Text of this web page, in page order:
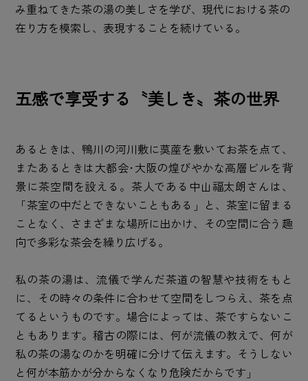
み重ねてきた茶の湯の美しさを学び、現代における茶の
在り方を模索し、表現することを続けている。
五感で享受する〝美しき〟茶の世界
あるときは、鴨川の河川敷に茣蓙を敷いてお茶を点て、
またあるときは大都会･大阪の煌びやかな高層ビルを背
景に茶空間を設える。茶人である中山福太朗さんは、
「茶室の中だとできないこともある」と、茶室に留まる
ことなく、さまざまな場所に出かけ、その空間に合う趣
向で多彩な茶会を繰り広げる。
私の茶の湯は、流儀で学んだ茶道の智慧や技術をもと
に、その時々の条件に合わせて空間をしつらえ、茶を点
てるというものです。場合によっては、茶ですらないこ
ともあります。稽古の際には、何が流儀の教えで、何が
私の茶の湯なのかを明確に分けて伝えます。そうしない
と何が本筋かが分からなくなり危険だからです」